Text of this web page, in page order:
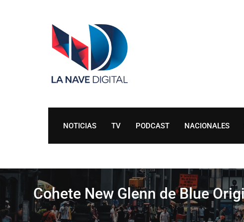
NOTICIAS TV PODCAST NACIONALES
Cohete New Glenn de Blue